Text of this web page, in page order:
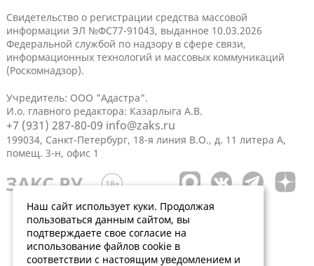
Свидетельство о регистрации средства массовой
информации ЭЛ №ФС77-91043, выданное 10.03.2026
Федеральной службой по надзору в сфере связи,
информационных технологий и массовых коммуникаций
(Роскомнадзор).
Учредитель: ООО "Адастра".
И.о. главного редактора: Казарлыга А.В.
+7 (931) 287-80-09 info@zaks.ru
199034, Санкт-Петербург, 18-я линия В.О., д. 11 литера А,
помещ. 3-н, офис 1
Наш сайт использует куки. Продолжая
пользоваться данным сайтом, вы
подтверждаете свое согласие на
использование файлов cookie в
соответствии с настоящим уведомлением и